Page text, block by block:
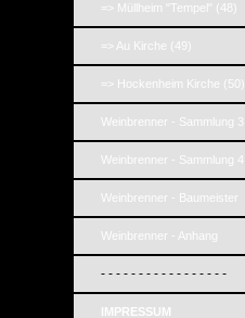
=> Müllheim "Tempel" (48)
=> Au Kirche (49)
=> Hockenheim Kirche (50)
Weinbrenner - Sammlung 3
Weinbrenner - Sammlung 4
Weinbrenner - Baumeister
Weinbrenner - Anhang
- - - - - - - - - - - - - - - - -
IMPRESSUM